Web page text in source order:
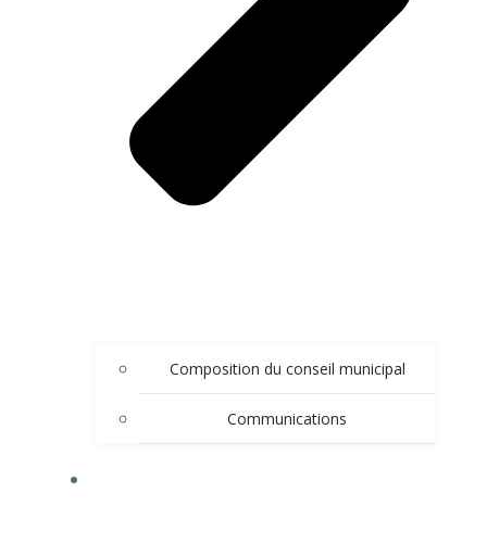
Composition du conseil municipal
Communications